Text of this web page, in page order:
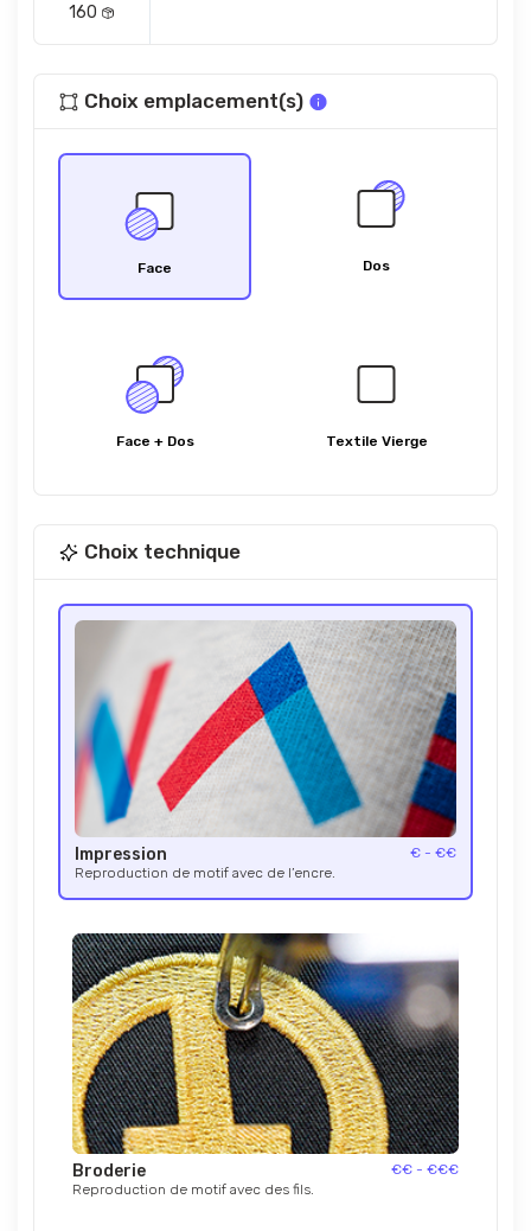
160
Choix emplacement(s)
Face Dos
Face + Dos Textile Vierge
Choix technique
Impression
€ - €€
Reproduction de motif avec de l’encre.
Broderie
€€ - €€€
Reproduction de motif avec des fils.